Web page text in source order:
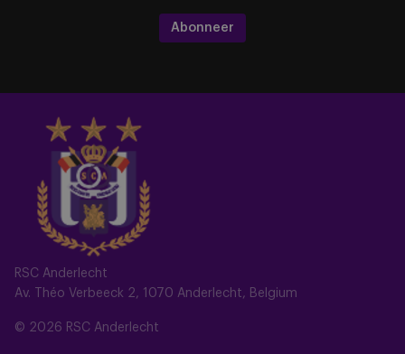
RSC Anderlecht
Av. Théo Verbeeck 2, 1070 Anderlecht, Belgium
© 2026 RSC Anderlecht
Abonneer